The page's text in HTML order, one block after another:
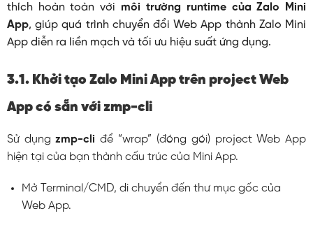
thích hoàn toàn với môi trường runtime của Zalo Mini
App, giúp quá trình chuyển đổi Web App thành Zalo Mini
App diễn ra liền mạch và tối ưu hiệu suất ứng dụng.
3.1. Khởi tạo Zalo Mini App trên project Web
App có sẵn với zmp-cli
Sử dụngzmp-cli để “wrap” (đóng gói) project Web App
hiện tại của bạn thành cấu trúc của Mini App.
Mở Terminal/CMD, di chuyển đến thư mục gốc của
Web App.